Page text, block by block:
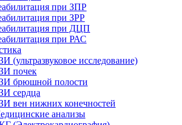
при ЗПР
при ЗРР
при ДЦП
при РАС
(ультразвуковое исследование)
почек
брюшной полости
сердца
вен нижних конечностей
анализы